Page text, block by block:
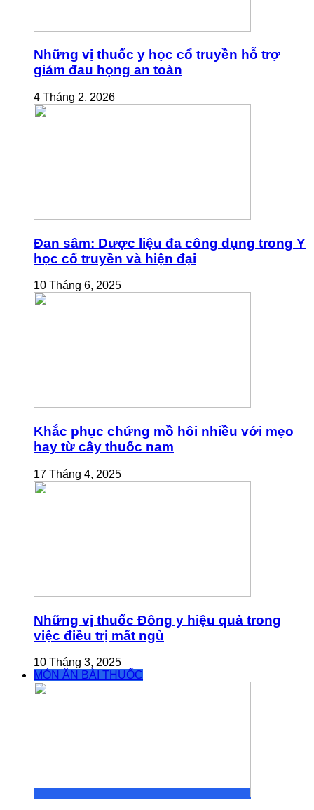
Những vị thuốc y học cổ truyền hỗ trợ
giảm đau họng an toàn
4 Tháng 2, 2026
Đan sâm: Dược liệu đa công dụng trong Y
học cổ truyền và hiện đại
10 Tháng 6, 2025
Khắc phục chứng mồ hôi nhiều với mẹo
hay từ cây thuốc nam
17 Tháng 4, 2025
Những vị thuốc Đông y hiệu quả trong
việc điều trị mất ngủ
10 Tháng 3, 2025
MÓN ĂN BÀI THUỐC